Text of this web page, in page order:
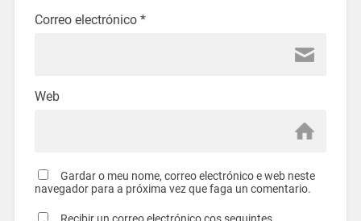
Correo electrónico *
Web
Gardar o meu nome, correo electrónico e web neste
navegador para a próxima vez que faga un comentario.